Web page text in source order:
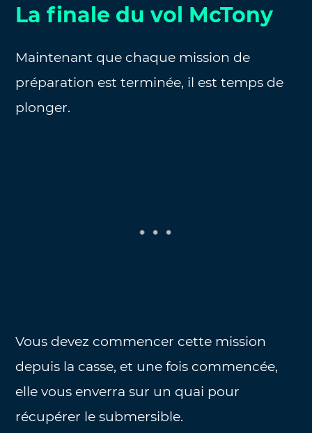
La finale du vol McTony
Maintenant que chaque mission de
préparation est terminée, il est temps de
plonger.
Vous devez commencer cette mission
depuis la casse, et une fois commencée,
elle vous enverra sur un quai pour
récupérer le submersible.